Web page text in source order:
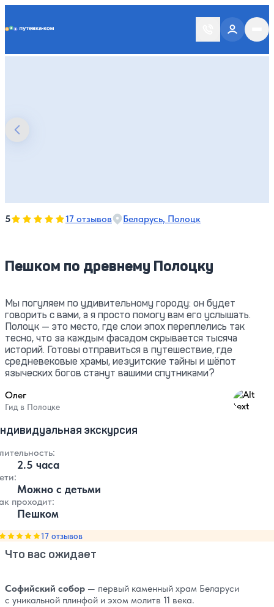
Пешком по древнему Полоцку
5Оценка, количество звезд:5
17 отзывов Беларусь, Полоцк
Мы погуляем по удивительному городу: он будет
говорить с вами, а я просто помогу вам его услышать.
Полоцк — это место, где слои эпох переплелись так
тесно, что за каждым фасадом скрывается тысяча
историй. Готовы отправиться в путешествие, где
средневековые храмы, иезуитские тайны и шёпот
языческих богов станут вашими спутниками?
Олег
Гид в Полоцке
5
экскурсия
2.5 часа
Можно с детьми
проходит:
Пешком
количество звезд:
17 отзывов
Что вас ожидает
Софийский собор — первый каменный храм Беларуси
с уникальной плинфой и эхом молитв 11 века.